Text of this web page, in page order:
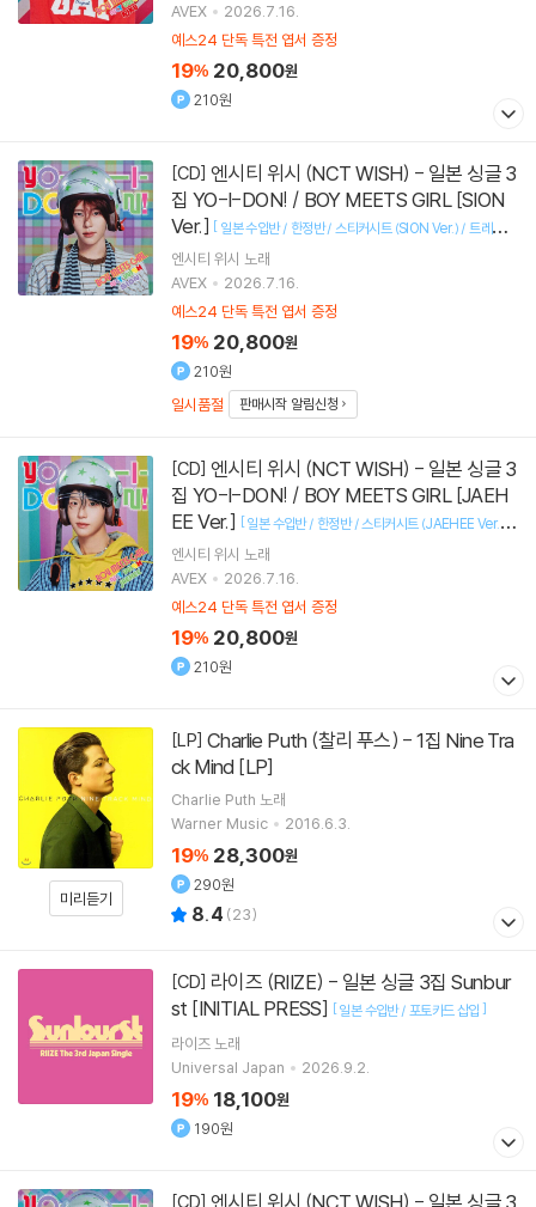
AVEX
2026.7.16.
예스24 단독 특전 엽서 증정
19% 20,800원
210원
[CD]
집 YO-I-DON! / BOY MEETS GIRL [SION
Ver.] [ 일본 수입반 / 한정반 / 스티커시트 (SION Ver.) / 트레이딩
카드 ]
엔시티 위시 노래
AVEX
2026.7.16.
예스24 단독 특전 엽서 증정
19% 20,800원
210원
일시품절
판매시작 알림신청
[CD]
집 YO-I-DON! / BOY MEETS GIRL [JAEH
EE Ver.] [일본 수입반 / 한정반 / 스티커시트 (JAEHEE Ver.) /
트레이딩 카드 ]
엔시티 위시 노래
AVEX
2026.7.16.
예스24 단독 특전 엽서 증정
19% 20,800원
210원
미리듣기
[LP]
ck Mind [LP]
Charlie Puth 노래
Warner Music
2016.6.3.
19% 28,300원
290원
8.4 (23)
[CD]
st [INITIAL PRESS] [일본 수입반 / 포토카드 삽입 ]
라이즈 노래
Universal Japan
2026.9.2.
19% 18,100원
190원
[CD]